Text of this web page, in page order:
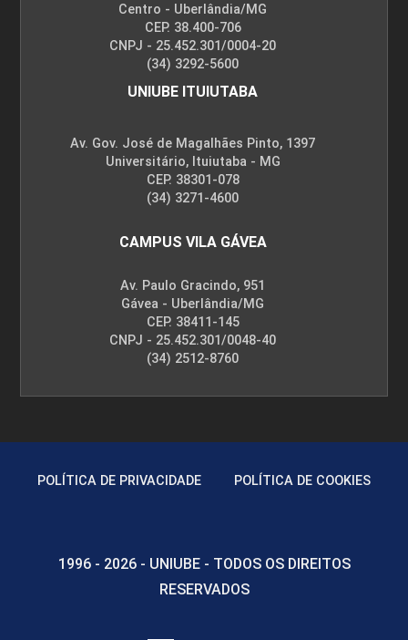
Centro - Uberlândia/MG
CEP. 38.400-706
CNPJ - 25.452.301/0004-20
(34) 3292-5600
UNIUBE ITUIUTABA
Av. Gov. José de Magalhães Pinto, 1397
Universitário, Ituiutaba - MG
CEP. 38301-078
(34) 3271-4600
CAMPUS VILA GÁVEA
Av. Paulo Gracindo, 951
Gávea - Uberlândia/MG
CEP. 38411-145
CNPJ - 25.452.301/0048-40
(34) 2512-8760
POLÍTICA DE PRIVACIDADE POLÍTICA DE COOKIES
1996 - 2026 - UNIUBE - TODOS OS DIREITOS
RESERVADOS